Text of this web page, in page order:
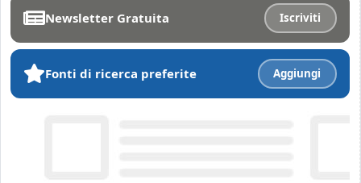
Newsletter Gratuita Iscriviti
Fonti di ricerca preferite Aggiungi